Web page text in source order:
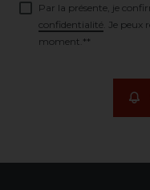
Par la présente, je
confidentialité . Je
moment.**